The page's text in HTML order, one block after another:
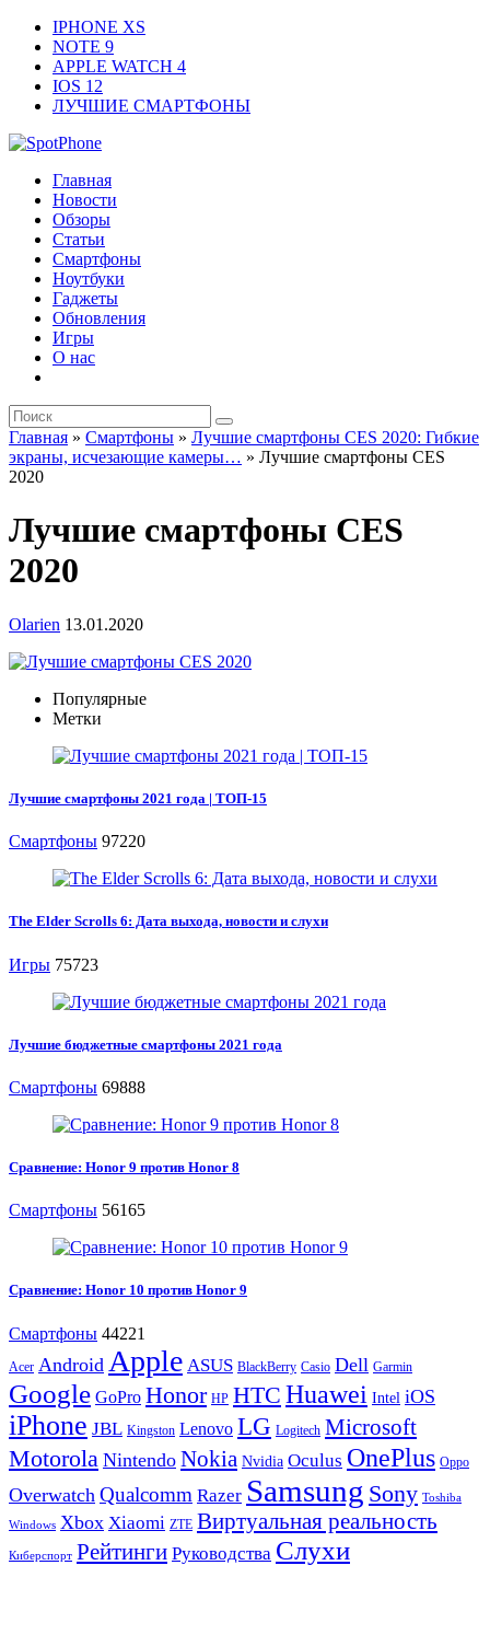
IPHONE XS
NOTE 9
APPLE WATCH 4
IOS 12
ЛУЧШИЕ СМАРТФОНЫ
Главная
Новости
Обзоры
Статьи
Смартфоны
Ноутбуки
Гаджеты
Обновления
Игры
О нас
Главная » Смартфоны » Лучшие смартфоны CES 2020: Гибкие
экраны, исчезающие камеры… » Лучшие смартфоны CES
2020
Лучшие смартфоны CES
2020
Olarien 13.01.2020
Популярные
Метки
Лучшие смартфоны 2021 года | ТОП-15
Смартфоны 97220
The Elder Scrolls 6: Дата выхода, новости и слухи
Игры 75723
Лучшие бюджетные смартфоны 2021 года
Смартфоны 69888
Сравнение: Honor 9 против Honor 8
Смартфоны 56165
Сравнение: Honor 10 против Honor 9
Смартфоны 44221
Acer Android Apple ASUS BlackBerry Casio Dell Garmin
Google GoPro Honor HP HTC Huawei Intel iOS
iPhone JBL Kingston Lenovo LG Logitech Microsoft
Motorola Nintendo Nokia Nvidia Oculus OnePlus Oppo
Overwatch Qualcomm Razer Samsung Sony Toshiba
Windows Xbox Xiaomi ZTE Виртуальная реальность
Киберспорт Рейтинги Руководства Слухи